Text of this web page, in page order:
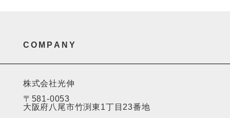
COMPANY
株式会社光伸
〒581-0053
大阪府八尾市竹渕東1丁目23番地